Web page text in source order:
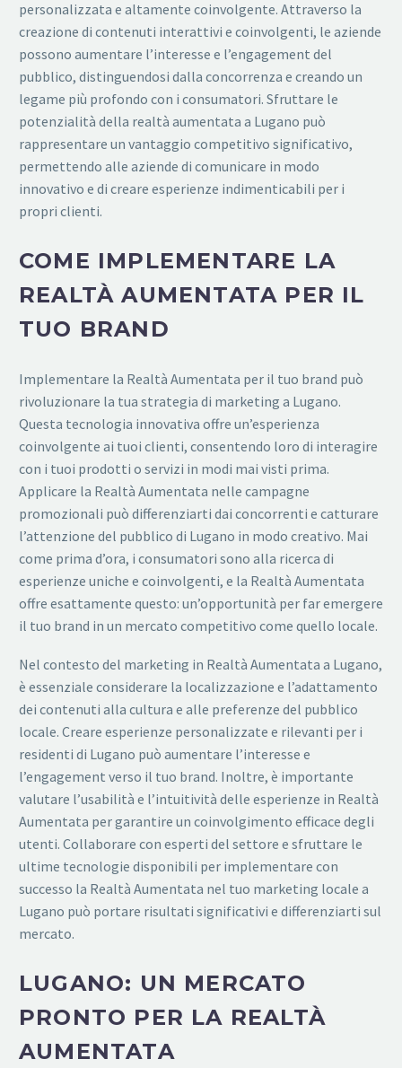
personalizzata e altamente coinvolgente. Attraverso la
creazione di contenuti interattivi e coinvolgenti, le aziende
possono aumentare l’interesse e l’engagement del
pubblico, distinguendosi dalla concorrenza e creando un
legame più profondo con i consumatori. Sfruttare le
potenzialità della realtà aumentata a Lugano può
rappresentare un vantaggio competitivo significativo,
permettendo alle aziende di comunicare in modo
innovativo e di creare esperienze indimenticabili per i
propri clienti.
COME IMPLEMENTARE LA
REALTÀ AUMENTATA PER IL
TUO BRAND
Implementare la Realtà Aumentata per il tuo brand può
rivoluzionare la tua strategia di marketing a Lugano.
Questa tecnologia innovativa offre un’esperienza
coinvolgente ai tuoi clienti, consentendo loro di interagire
con i tuoi prodotti o servizi in modi mai visti prima.
Applicare la Realtà Aumentata nelle campagne
promozionali può differenziarti dai concorrenti e catturare
l’attenzione del pubblico di Lugano in modo creativo. Mai
come prima d’ora, i consumatori sono alla ricerca di
esperienze uniche e coinvolgenti, e la Realtà Aumentata
offre esattamente questo: un’opportunità per far emergere
il tuo brand in un mercato competitivo come quello locale.
Nel contesto del marketing in Realtà Aumentata a Lugano,
è essenziale considerare la localizzazione e l’adattamento
dei contenuti alla cultura e alle preferenze del pubblico
locale. Creare esperienze personalizzate e rilevanti per i
residenti di Lugano può aumentare l’interesse e
l’engagement verso il tuo brand. Inoltre, è importante
valutare l’usabilità e l’intuitività delle esperienze in Realtà
Aumentata per garantire un coinvolgimento efficace degli
utenti. Collaborare con esperti del settore e sfruttare le
ultime tecnologie disponibili per implementare con
successo la Realtà Aumentata nel tuo marketing locale a
Lugano può portare risultati significativi e differenziarti sul
mercato.
LUGANO: UN MERCATO
PRONTO PER LA REALTÀ
AUMENTATA